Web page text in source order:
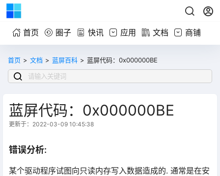
首页 圈子 快讯 应用 文档 商铺
首页 > 文档 > 蓝屏百科 > 蓝屏代码：0x000000BE
蓝屏代码：0x000000BE
更新于：2022-03-09 10:45:38
错误分析:
某个驱动程序试图向只读内存写入数据造成的. 通常是在安